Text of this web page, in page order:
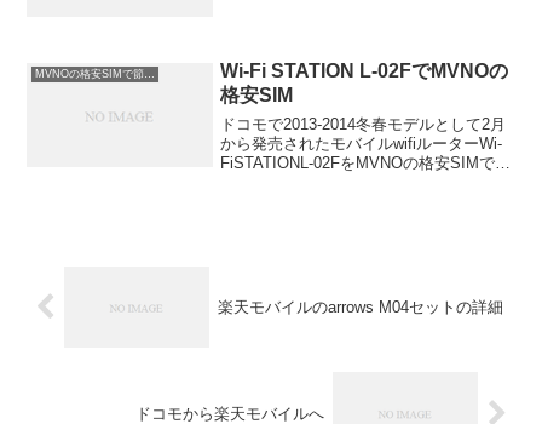
中のスマホを...
MVNOの格安SIMで節約情報２
Wi-Fi STATION L-02FでMVNOの
格安SIM
ドコモで2013-2014冬春モデルとして2月
から発売されたモバイルwifiルーターWi-
FiSTATIONL-02FをMVNOの格安SIMで運
楽天モバイルのarrows M04セットの詳細
ドコモから楽天モバイルへ